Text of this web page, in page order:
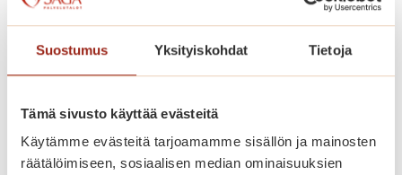
Suostumus Yksityiskohdat Tietoja
Tämä sivusto käyttää evästeitä
Käytämme evästeitä tarjoamamme sisällön ja mainosten
räätälöimiseen, sosiaalisen median ominaisuuksien
i
p
a
Tango hurmasi yleisön
Lue lisää
T